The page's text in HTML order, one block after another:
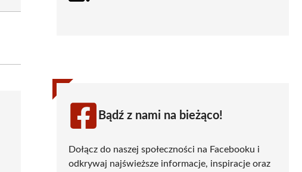
Bądź z nami na bieżąco!
Dołącz do naszej społeczności na Facebooku i
odkrywaj najświeższe informacje, inspiracje oraz